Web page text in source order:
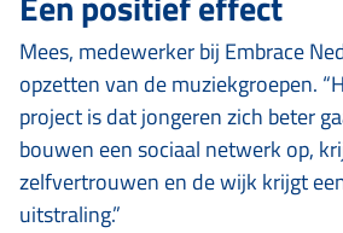
Mees, medewerker bij Embrace
opzetten van de muziekgroepen.
project is dat jongeren zich beter
bouwen een sociaal netwerk op,
zelfvertrouwen en de wijk krijgt
uitstraling.”